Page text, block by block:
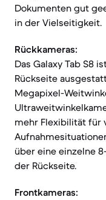
Dokumenten gut
in der Vielseitigkeit.
Rückkameras:
Das Galaxy Tab S8
Rückseite
Megapixel-
mehr Flexibilität für
über eine einzelne
der Rückseite.
Frontkameras: